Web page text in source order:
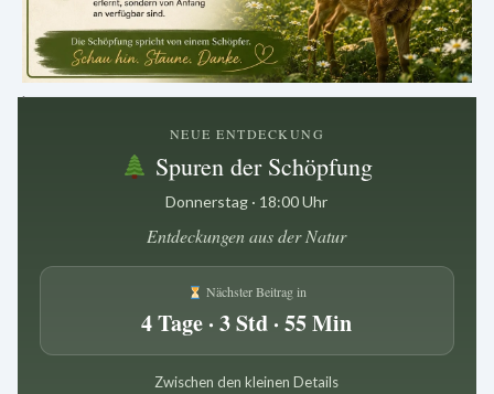
.
NEUE ENTDECKUNG
Spuren der Schöpfung
Donnerstag · 18:00 Uhr
Entdeckungen aus der Natur
Nächster Beitrag in
4 Tage · 3 Std · 55 Min
Zwischen den kleinen Details